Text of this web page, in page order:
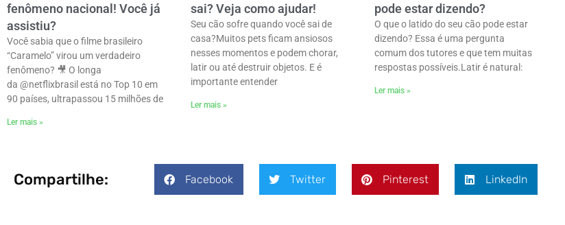
fenômeno nacional! Você já
assistiu?
Você sabia que o filme brasileiro
“Caramelo” virou um verdadeiro
fenômeno? 🎥 O longa
da @netflixbrasil está no Top 10 em
90 países, ultrapassou 15 milhões de
Ler mais »
sai? Veja como ajudar!
Seu cão sofre quando você sai de
casa?ㅤMuitos pets ficam ansiosos
nesses momentos e podem chorar,
latir ou até destruir objetos. E é
importante entender
Ler mais »
pode estar dizendo?
O que o latido do seu cão pode estar
dizendo? Essa é uma pergunta
comum dos tutores e que tem muitas
respostas possíveis.ㅤLatir é natural:
Ler mais »
Compartilhe: Facebook Twitter Pinterest LinkedIn